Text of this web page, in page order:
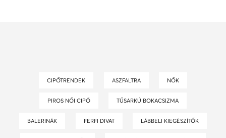
CIPŐTRENDEK ASZFALTRA NŐK
PIROS NŐI CIPŐ TŰSARKÚ BOKACSIZMA
BALERINÁK FERFI DIVAT LÁBBELI KIEGÉSZÍTŐK